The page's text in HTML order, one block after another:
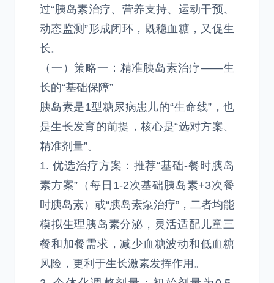
过“胰岛素治疗、营养支持、运动干预、
动态监测”形成闭环，既稳血糖，又促生
长。
（一）策略一：精准胰岛素治疗——生
长的“基础保障”
胰岛素是1型糖尿病患儿的“生命线”，也
是生长发育的前提，核心是“选对方案、
精准剂量”。
1. 优选治疗方案：推荐“基础-餐时胰岛
素方案”（每日1-2次基础胰岛素+3次餐
时胰岛素）或“胰岛素泵治疗”，二者均能
模拟生理胰岛素分泌，灵活适配儿童三
餐和加餐需求，减少血糖波动和低血糖
风险，更利于生长激素发挥作用。